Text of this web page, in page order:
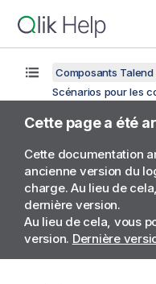
Composants
Scénarios pour les
Cette page a été
Cette documentation
ancienne version du
charge. Au lieu de
dernière version.
Au lieu de cela, vous
version. Dernière